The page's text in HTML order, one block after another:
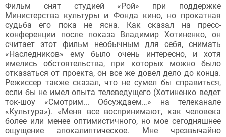
Фильм снят студией «Рой» при поддержке
Министерства культуры и Фонда кино, но прокатная
судьба его пока не ясна. Как сказал на пресс-
конференции после показа Владимир Хотиненко, он
считает этот фильм необычным для себя, снимать
«Наследников» ему было очень интересно, и хотя
имелись обстоятельства, при которых можно было
отказаться от проекта, он все же довел дело до конца.
Режиссер также сказал, что не сумел бы справиться,
если бы не имел опыта телеведущего (Хотиненко ведет
ток-шоу «Смотрим... Обсуждаем…» на телеканале
«Культура»). «Меня все воспринимают, как человека
более или менее оптимистичного, но мое сегодняшнее
ощущение апокалиптическое. Мне чрезвычайно